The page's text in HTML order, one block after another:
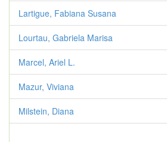
Lartigue, Fabiana Susana
Lourtau, Gabriela Marisa
Marcel, Ariel L.
Mazur, Viviana
Milstein, Diana